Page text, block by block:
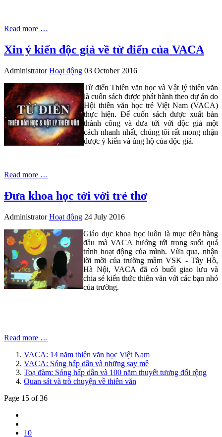
Read more …
Xin ý kiến độc giả về từ điển của VACA
Administrator Hoạt động 03 October 2016
Từ điển Thiên văn học và Vật lý thiên văn
là cuốn sách được phát hành theo dự án do
Hội thiên văn học trẻ Việt Nam (VACA)
thực hiện. Để cuốn sách được xuất bản
thành công và đưa tới với độc giả một
cách nhanh nhất, chúng tôi rất mong nhận
được ý kiến và ủng hộ của độc giả.
Read more …
Đưa khoa học tới với trẻ thơ
Administrator Hoạt động 24 July 2016
Giáo dục khoa học luôn là mục tiêu hàng
đầu mà VACA hướng tới trong suốt quá
trình hoạt động của mình. Vừa qua, nhận
lời mời của trường mầm VSK - Tây Hồ,
Hà Nội, VACA đã có buổi giao lưu và
chia sẻ kiến thức thiên văn với các bạn nhỏ
của trường.
Read more …
VACA: 14 năm thiên văn học Việt Nam
VACA: Sóng hấp dẫn và những say mê
Toạ đàm: Sóng hấp dẫn và 100 năm thuyết tương đối rộng
Quan sát và trò chuyện về thiên văn
Page 15 of 36
10